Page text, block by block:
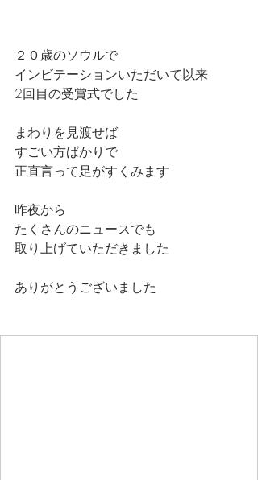
２０歳のソウルで
インビテーションいただいて以来
2回目の受賞式でした
まわりを見渡せば
すごい方ばかりで
正直言って足がすくみます
昨夜から
たくさんのニュースでも
取り上げていただきました
ありがとうございました